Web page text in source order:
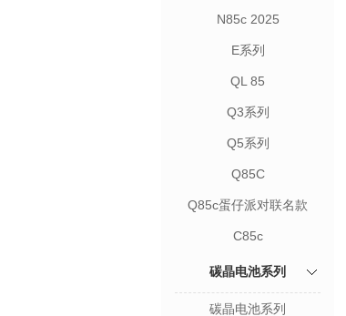
N85c 2025
E系列
QL 85
Q3系列
Q5系列
Q85C
Q85c蛋仔派对联名款
C85c
碳晶电池系列
碳晶电池系列